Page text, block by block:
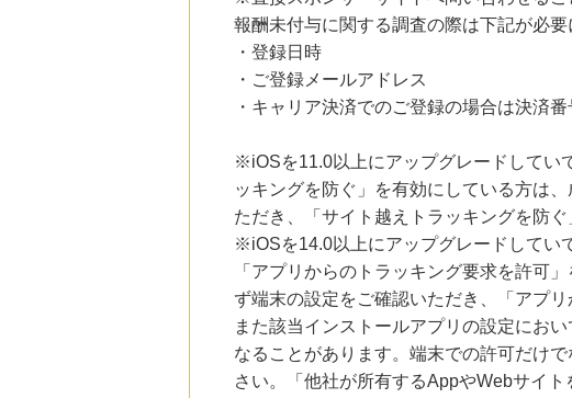
報酬未付与に関する調査の際は下記が必要
・登録日時
・ご登録メールアドレス
・キャリア決済でのご登録の場合は決済番
※iOSを11.0以上にアップグレードして
ッキングを防ぐ」を有効にしている方は
ただき、「サイト越えトラッキングを防ぐ
※iOSを14.0以上にアップグレードして
「アプリからのトラッキング要求を許可
ず端末の設定をご確認いただき、「アプ
また該当インストールアプリの設定にお
なることがあります。端末での許可だけ
さい。「他社が所有するAppやWebサイ